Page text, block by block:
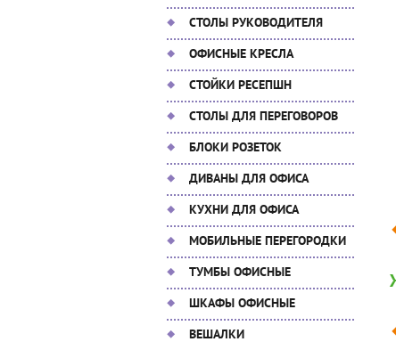
СТОЛЫ РУКОВОДИТЕЛЯ
ОФИСНЫЕ КРЕСЛА
СТОЙКИ РЕСЕПШН
СТОЛЫ ДЛЯ ПЕРЕГОВОРОВ
БЛОКИ РОЗЕТОК
ДИВАНЫ ДЛЯ ОФИСА
КУХНИ ДЛЯ ОФИСА
МОБИЛЬНЫЕ ПЕРЕГОРОДКИ
ТУМБЫ ОФИСНЫЕ
ШКАФЫ ОФИСНЫЕ
ВЕШАЛКИ